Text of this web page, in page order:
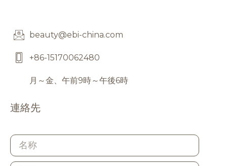
beauty@ebi-china.com
+86-15170062480
月～金、午前9時～午後6時
連絡先